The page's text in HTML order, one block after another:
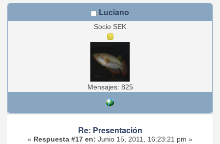
Luciano
Socio SEK
Mensajes: 825
Re: Presentación
« Respuesta #17 en: Junio 15, 2011, 16:23:21 pm »